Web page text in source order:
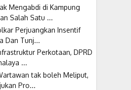
Mengabdi di Kampung
Salah Satu ...
Perjuangkan Insentif
Dan Tunj...
Perkotaan, DPRD
...
tak boleh Meliput,
Pro...